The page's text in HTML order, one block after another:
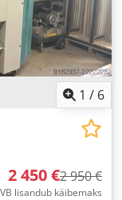
1 / 6
2 450 €2 950 €
VB lisandub käibemaks